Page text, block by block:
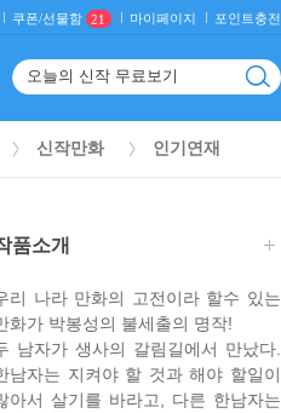
쿠폰/선물함 21 마이페이지 포인트충전
신작만화 인기연재
품소개
리 나라 만화의 고전이라 할수 있는
화가 박봉성의 불세출의 명작!
남자가 생사의 갈림길에서 만났다.
남자는 지켜야 할 것과 해야 할일이
아서 살기를 바라고, 다른 한남자는